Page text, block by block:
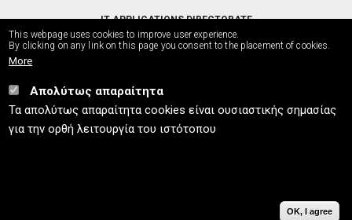
IT APPLICATIONS DIRECTORATE
UTH.GR © 2026
uth.gr (Contact) ⚪ Privacy Policy
Accessibility Statement
This webpage uses cookies to improve user experience.
By clicking on any link on this page you consent to the placement of cookies.
More
Απολύτως απαραίτητα
Τα απολύτως απαραίτητα cookies είναι ουσιαστικής σημασίας
για την ορθή λειτουργία του ιστότοπου
OK, I agree